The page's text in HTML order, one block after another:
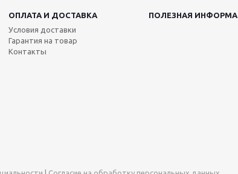
ОПЛАТА И ДОСТАВКА
ПОЛЕЗНАЯ
Условия доставки
Гарантия на товар
Контакты